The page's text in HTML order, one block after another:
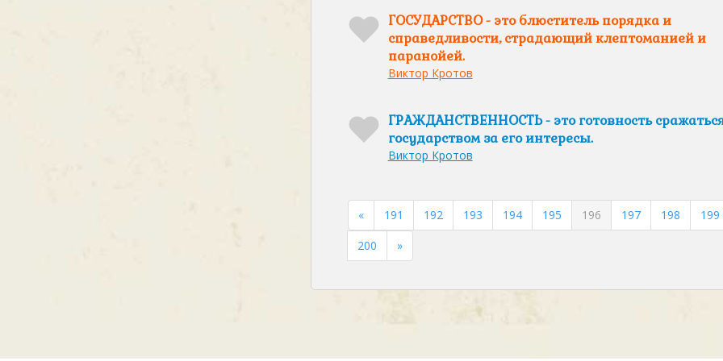
ГОСУДАРСТВО - это блюститель порядка и
справедливости, страдающий клептоманией и
паранойей.
Виктор Кротов
ГРАЖДАНСТВЕННОСТЬ - это готовность
государством за его интересы.
Виктор Кротов
« 191 192 193 194 195 196 197 198
199
200
»